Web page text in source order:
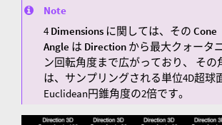
Note
4 Dimensions に関しては、その Cone
Angle は Direction から最大クォータ
ン回転角度まで広がっており、 その
は、サンプリングされる単位4D超球
Euclidean円錐角度の2倍です。